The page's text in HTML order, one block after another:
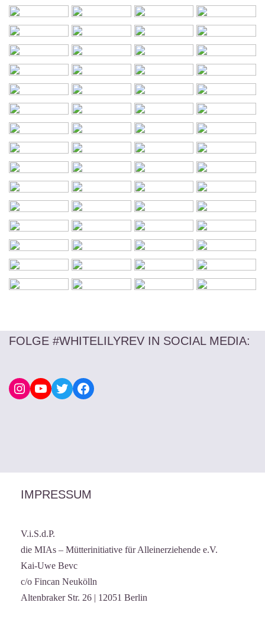
FOLGE #WHITELILYREV IN SOCIAL MEDIA:
IMPRESSUM
V.i.S.d.P.
die MIAs – Mütterinitiative für Alleinerziehende e.V.
Kai-Uwe Bevc
c/o Fincan Neukölln
Altenbraker Str. 26 | 12051 Berlin